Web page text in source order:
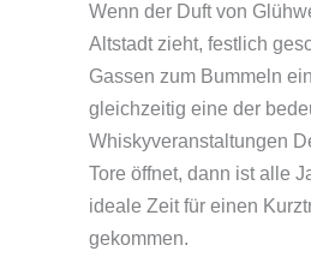
Wenn der Duft von
Altstadt zieht, festlich
Gassen zum Bummeln
gleichzeitig eine der
Whiskyveranstaltungen
Tore öffnet, dann ist alle
ideale Zeit für einen
gekommen.